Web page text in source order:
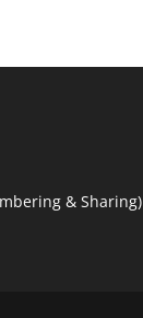
& Sharing)